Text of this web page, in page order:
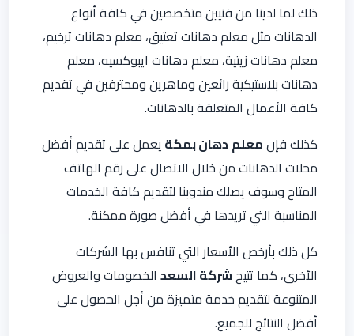
ذلك لما لدينا من فنيين متخصصين في كافة أنواع
الدهانات مثل معلم دهانات تعتيق، معلم دهانات ترخيم،
معلم دهانات زيتية، معلم دهانات ايبوكسيه، معلم
دهانات بلاستيكية رائعين وماهرين ومحترفين في تقديم
كافة الأعمال المتعلقة بالدهانات.
كذلك فإنمعلمدهان بمكةيعمل على تقديم أفضل
محلات الدهانات من خلال الاتصال على رقم الهاتف
المتاح وسوف يصلك مندوبنا لتقديم كافة الخدمات
المناسبة التي تريدها في أفضل صورة ممكنة.
كل ذلك بأرخص الأسعار التي تنافس بها الشركات
الأخرى، كما تتيحشركة السعد الخصومات والعروض
المتنوعة لتقديم خدمة متميزة من أجل الحصول على
أفضل النتائج للجميع.